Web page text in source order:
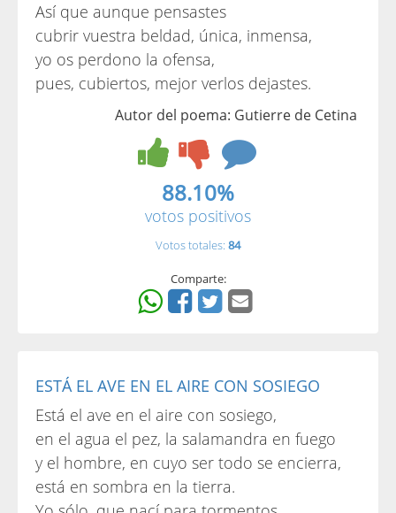
Así que aunque pensastes
cubrir vuestra beldad, única, inmensa,
yo os perdono la ofensa,
pues, cubiertos, mejor verlos dejastes.
Autor del poema: Gutierre de Cetina
88.10%
votos positivos
Votos totales: 84
Comparte:
ESTÁ EL AVE EN EL AIRE CON SOSIEGO
Está el ave en el aire con sosiego,
en el agua el pez, la salamandra en fuego
y el hombre, en cuyo ser todo se encierra,
está en sombra en la tierra.